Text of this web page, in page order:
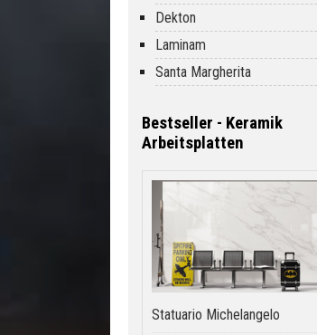
Dekton
Laminam
Santa Margherita
Bestseller - Keramik
Arbeitsplatten
Statuario Michelangelo